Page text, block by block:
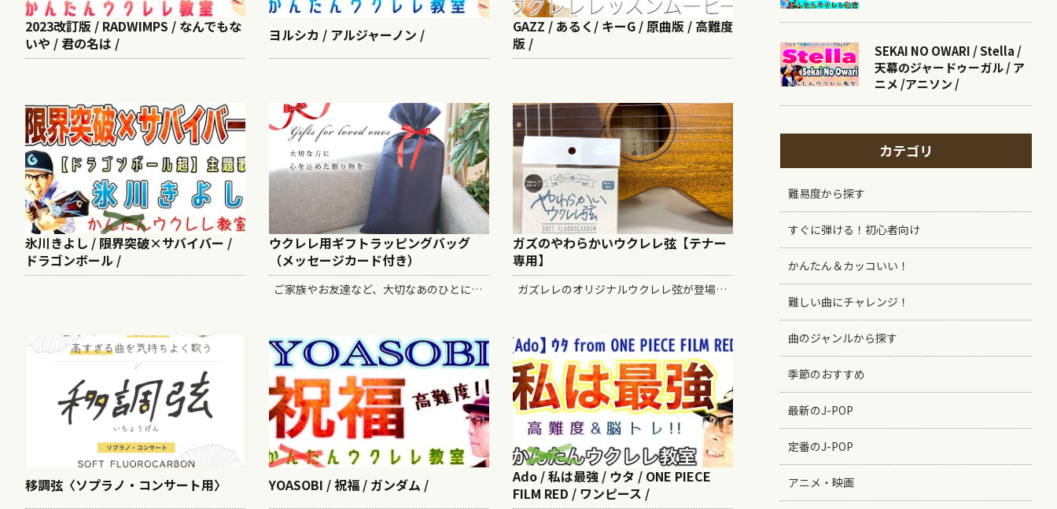
2023改訂版 / RADWIMPS / なんでもな
いや / 君の名は /
ヨルシカ / アルジャーノン /
GAZZ / あるく/ キーG / 原曲版 / 高難度
版 /
氷川きよし / 限界突破×サバイバー /
ドラゴンボール /
ウクレレ用ギフトラッピングバッグ
（メッセージカード付き）
ご家族やお友達など、大切なあのひとにウクレレをプレゼントしよう！ プレゼントラッピング用の 不織布バッグです。メッセージカードが付属します。 ※ウクレレと同時購入のみの販売となります。 ※１回のご注文につき、１点のみご購入が可能です。 ※単体で...
ガズのやわらかいウクレレ弦【テナー
専用】
ガズレレのオリジナルウクレレ弦が登場！！ 非常にやわらかいのが特徴で、初心者の指にも優しい弦となっています。材質は厳選したフロロカーボンで、耐久性が高く、クリアな音色が特徴です。 ・1弦A(0.0185 inch) ・2弦E(0.0204 inch) ・3弦C(0.025...
移調弦〈ソプラノ・コンサート用〉 YOASOBI / 祝福 / ガンダム /
Ado / 私は最強 / ウタ / ONE PIECE
FILM RED / ワンピース /
SEKAI NO OWARI / Stella /
天幕のジャードゥーガル / ア
ニメ /アニソン /
カテゴリ
難易度から探す
すぐに弾ける！初心者向け
かんたん＆カッコいい！
難しい曲にチャレンジ！
曲のジャンルから探す
季節のおすすめ
最新のJ-POP
定番のJ-POP
アニメ・映画